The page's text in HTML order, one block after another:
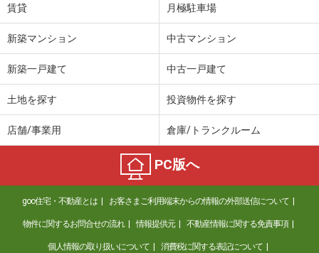
福岡県筑紫野市原田３
4.90万円
福岡県八女市稲富
4.15万円
住 所
福岡県八女市稲富
専有面積 42.8m²
間取り
1LDK
福岡県八女市前古賀
賃貸 月極駐車場
新築マンション 中古マンション
新築一戸建て 中古一戸建て
土地を探す 投資物件を探す
店舗/事業用 倉庫/トランクルーム
PC版へ
goo住宅・不動産とは お客さまご利用端末からの情報の外部送信について
物件に関するお問合せの流れ 情報提供元 不動産情報に関する免責事項
個人情報の取り扱いについて 消費税に関する表記について